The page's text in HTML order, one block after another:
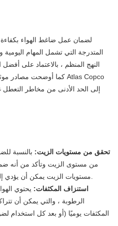
لضمان عمل ضاغط الهواء
المتدرجة التي تشمل المهام اليومية
النهج المنظم ، بالاعتماد على
تحقق من مستويات الزيت: بالنسبة
من مستوى الزيت وتأكد من أنه
مستويات الزيت يمكن أن يؤدي إلى ارتفاع درجة الحرارة والتلف.
استنزاف المكثفات: يحتوي
الرطوبة ، والتي يمكن أن
المكثفات يوميًا (أو بعد كل استخدام